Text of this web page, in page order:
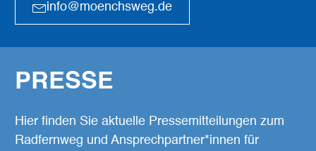
info@moenchsweg.de
PRESSE
Hier finden Sie aktuelle Pressemitteilungen zum
Radfernweg und Ansprechpartner*innen für